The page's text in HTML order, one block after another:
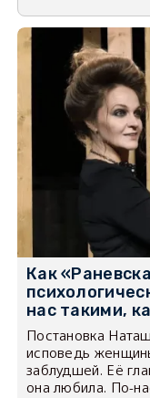
Как
нас такими,
Постановка
исповедь
заблудшей. Её
она любила. По-